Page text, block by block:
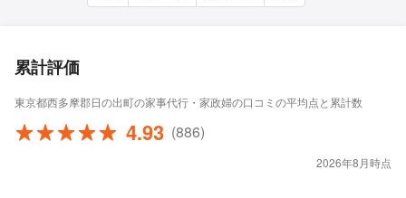
累計評価
東京都西多摩郡日の出町の家事代行・家政婦の口コミの平均点と累計数
4.93 (886)
2026年8月時点